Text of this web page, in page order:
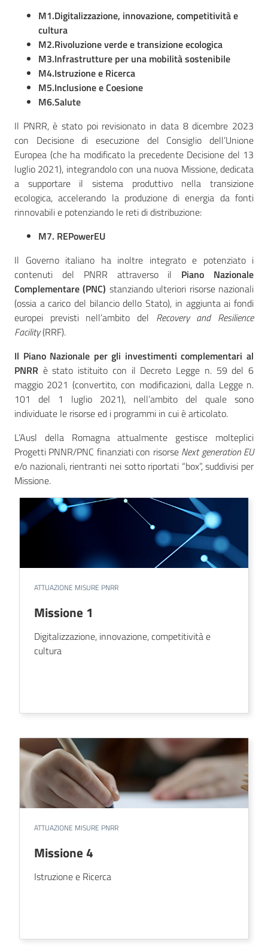
M1.Digitalizzazione, innovazione, competitività e
cultura
M2.Rivoluzione verde e transizione ecologica
M3.Infrastrutture per una mobilità sostenibile
M4.Istruzione e Ricerca
M5.Inclusione e Coesione
M6.Salute
Il PNRR, è stato poi revisionato in data 8 dicembre 2023
con Decisione di esecuzione del Consiglio dell’Unione
Europea (che ha modificato la precedente Decisione del 13
luglio 2021), integrandolo con una nuova Missione, dedicata
a supportare il sistema produttivo nella transizione
ecologica, accelerando la produzione di energia da fonti
rinnovabili e potenziando le reti di distribuzione:
M7. REPowerEU
Il Governo italiano ha inoltre integrato e potenziato i
contenuti del PNRR attraverso il Piano Nazionale
Complementare (PNC) stanziando ulteriori risorse nazionali
(ossia a carico del bilancio dello Stato), in aggiunta ai fondi
europei previsti nell’ambito del Recovery and Resilience
Facility(RRF).
Il Piano Nazionale per gli investimenti complementari al
PNRR è stato istituito con il Decreto Legge n. 59 del 6
maggio 2021 (convertito, con modificazioni, dalla Legge n.
101 del 1 luglio 2021), nell’ambito del quale sono
individuate le risorse ed i programmi in cui è articolato.
L’Ausl della Romagna attualmente gestisce molteplici
Progetti PNNR/PNC finanziati con risorse Next generation EU
e/o nazionali, rientranti nei sotto riportati “box”, suddivisi per
Missione.
ATTUAZIONE MISURE PNRR
Missione 1
Digitalizzazione, innovazione, competitività e
cultura
ATTUAZIONE MISURE PNRR
Missione 4
Istruzione e Ricerca